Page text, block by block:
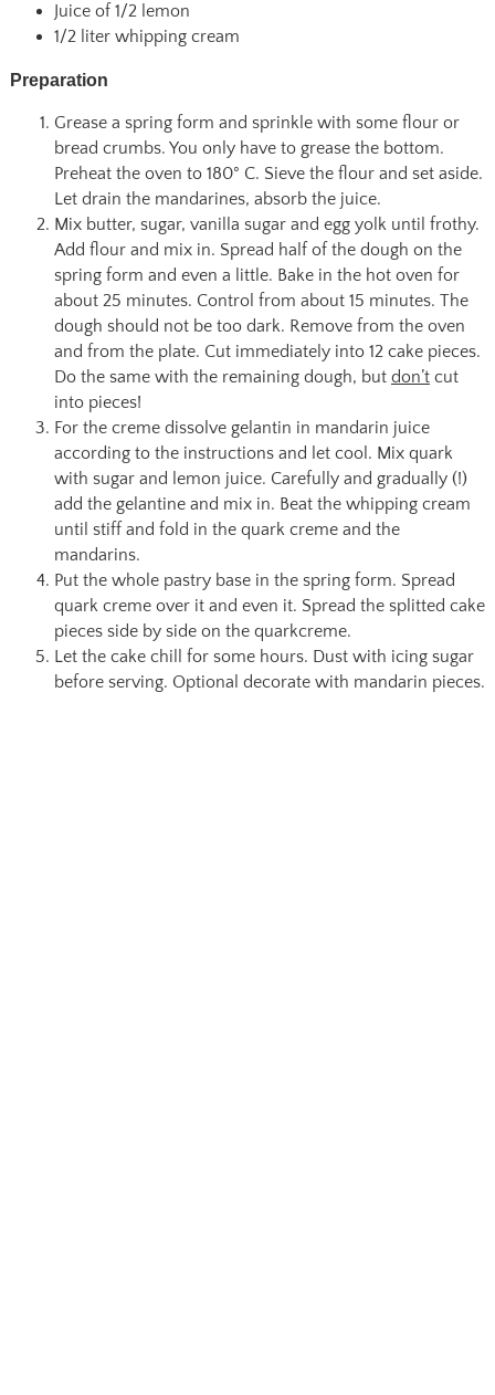
Juice of 1/2 lemon
1/2 liter whipping cream
Preparation
Grease a spring form and sprinkle with some flour or
bread crumbs. You only have to grease the bottom.
Preheat the oven to 180° C. Sieve the flour and set aside.
Let drain the mandarines, absorb the juice.
Mix butter, sugar, vanilla sugar and egg yolk until frothy.
Add flour and mix in. Spread half of the dough on the
spring form and even a little. Bake in the hot oven for
about 25 minutes. Control from about 15 minutes. The
dough should not be too dark. Remove from the oven
and from the plate. Cut immediately into 12 cake pieces.
Do the same with the remaining dough, but don’tcut
into pieces!
For the creme dissolve gelantin in mandarin juice
according to the instructions and let cool. Mix quark
with sugar and lemon juice. Carefully and gradually (!)
add the gelantine and mix in. Beat the whipping cream
until stiff and fold in the quark creme and the
mandarins.
Put the whole pastry base in the spring form. Spread
quark creme over it and even it. Spread the splitted cake
pieces side by side on the quarkcreme.
Let the cake chill for some hours. Dust with icing sugar
before serving. Optional decorate with mandarin pieces.